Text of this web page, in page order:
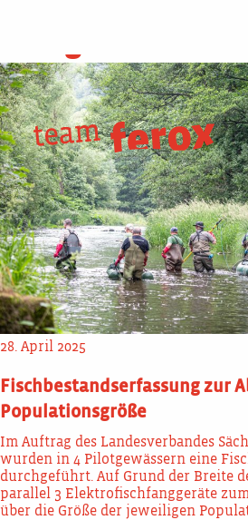
28. April 2025
Fischbestandserfassung zur
Populationsgröße
Im Auftrag des Landesverbandes
wurden in 4 Pilotgewässern eine
durchgeführt. Auf Grund der Breite
parallel 3 Elektrofischfanggeräte
über die Größe der jeweiligen